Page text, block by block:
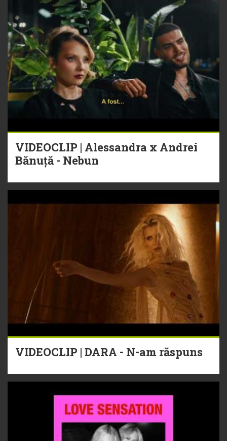
VIDEOCLIP | Alessandra x Andrei
Bănuță - Nebun
VIDEOCLIP | DARA - N-am răspuns